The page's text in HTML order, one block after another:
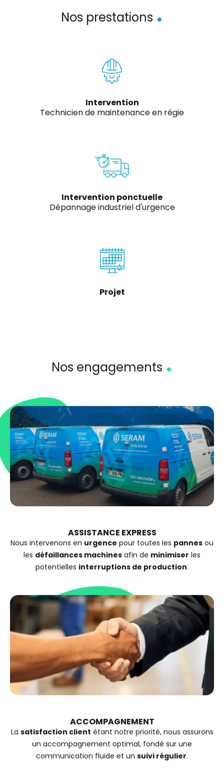
Nos prestations .
Intervention
Technicien de maintenance en régie
Intervention ponctuelle
Dépannage industriel d'urgence
Projet
Nos engagements .
ASSISTANCE EXPRESS
Nous intervenons en urgence pour toutes les pannes ou
les défaillances machines afin de minimiser les
potentielles interruptions de production.
ACCOMPAGNEMENT
La satisfaction client étant notre priorité, nous assurons
un accompagnement optimal, fondé sur une
communication fluide et un suivi régulier.